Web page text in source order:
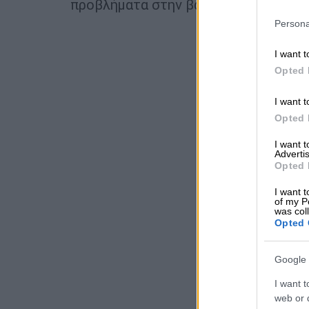
I want
Opted
I want
Opted
I want
Opted
I want
of my
was
Opted
Google
I want
web or
προβλήματα στην βάδιση, μετά το